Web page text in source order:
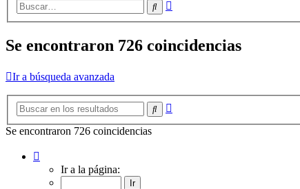
Buscar
Se encontraron 726 coincidencias
Ir a búsqueda avanzada
Buscar
Se encontraron 726 coincidencias
Ir a la página: